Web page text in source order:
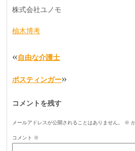
株式会社ユノモ
柚木博考
« 自由な介護士
ポスティンガー»
コメントを残す
メールアドレスが公開されることはありません。 ※
コメント ※